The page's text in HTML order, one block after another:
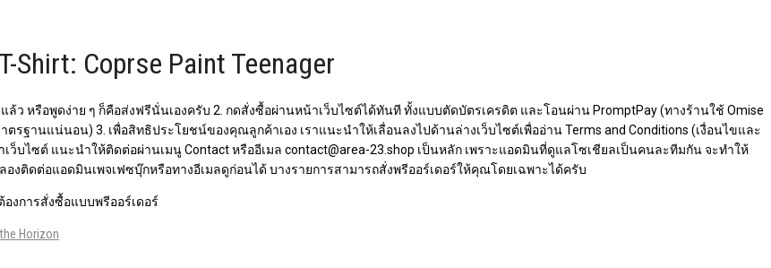
Shirt: Coprse Paint Teenager
ว หรือพูดง่าย ๆ ก็คือส่งฟรีนั่นเองครับ 2. กดสั่งซื้อผ่านหน้าเว็บไซต์ได้ทันที ทั้งแบบตัดบัตรเครดิต และโอนผ่าน PromptPay (ทางร้านใช้ Omise
รฐานแน่นอน) 3. เพื่อสิทธิประโยชน์ของคุณลูกค้าเอง เราแนะนำให้เลื่อนลงไปด้านล่างเว็บไซต์เพื่ออ่าน Terms and Conditions (เงื่อนไขและ
บไซต์​ แนะนำให้ติดต่อผ่านเมนู Contact หรืออีเมล contact@area-23.shop เป็นหลัก เพราะแอดมินที่ดูแลโซเชียลเป็นคนละทีมกัน จะทำให้
งติดต่อแอดมินเพจเฟซบุ๊กหรือทางอีเมลดูก่อนได้ บางรายการสามารถสั่งพรีออร์เดอร์ให้คุณโดยเฉพาะได้ครับ
งการสั่งซื้อแบบพรีออร์เดอร์
Horizon